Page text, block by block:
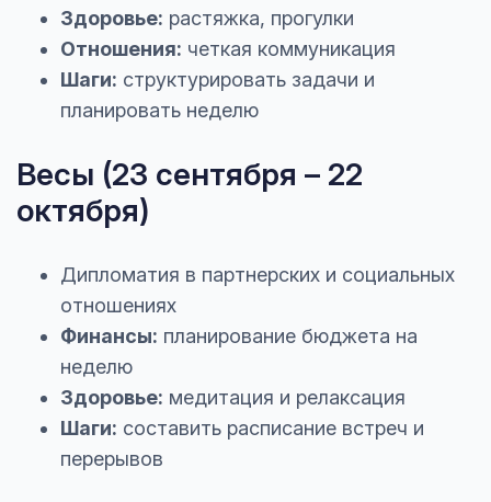
Здоровье: растяжка, прогулки
Отношения: четкая коммуникация
Шаги: структурировать задачи и
планировать неделю
Весы (23 сентября – 22
октября)
Дипломатия в партнерских и социальных
отношениях
Финансы: планирование бюджета на
неделю
Здоровье: медитация и релаксация
Шаги: составить расписание встреч и
перерывов